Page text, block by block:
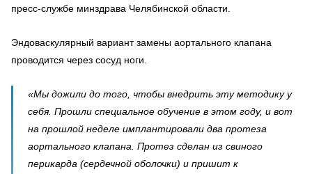
пресс-службе минздрава Челябинской области.
Эндоваскулярный вариант замены аортального клапана
проводится через сосуд ноги.
«Мы дожили до того, чтобы внедрить эту методику у
себя. Прошли специальное обучение в этом году, и вот
на прошлой неделе имплантировали два протеза
аортального клапана. Протез сделан из свиного
перикарда (сердечной оболочки) и пришит к